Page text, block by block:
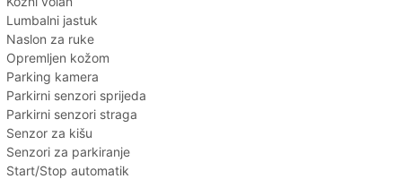
Lumbalni jastuk
Naslon za ruke
Opremljen kožom
Parking kamera
Parkirni senzori sprijeda
Parkirni senzori straga
Senzor za kišu
Senzori za parkiranje
Start/Stop automatik